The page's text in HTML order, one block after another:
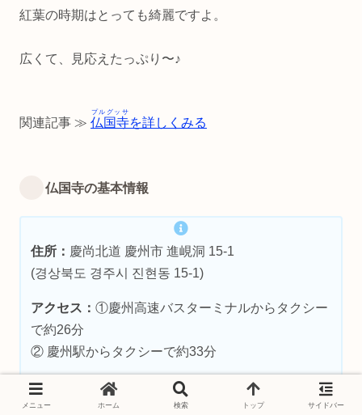
紅葉の時期はとっても綺麗ですよ。
広くて、見応えたっぷり〜♪
関連記事 ≫ 仏国寺
プルグッサ
を詳しくみる
仏国寺の基本情報
住所： 慶尚北道 慶州市 進峴洞 15-1
(경상북도 경주시 진현동 15-1)
アクセス：①慶州高速バスターミナルからタクシー
で約26分
② 慶州駅からタクシーで約33分
入場料： 大人6,000ウォン
メニュー ホーム 検索 トップ サイドバー